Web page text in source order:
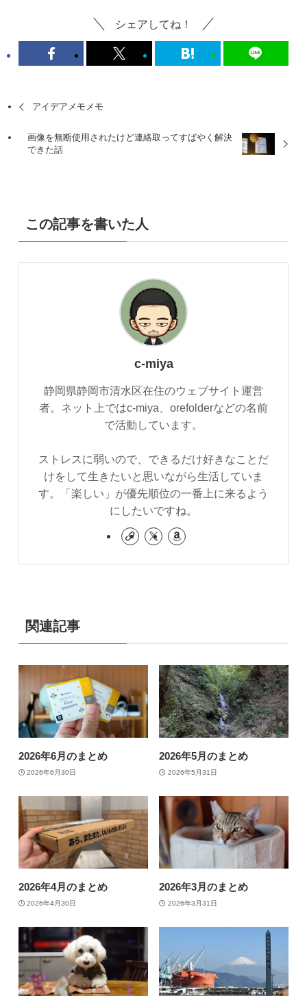
シェアしてね！
アイデアメモメモ
画像を無断使用されたけど連絡取ってすばやく解決
できた話
この記事を書いた人
c-miya
静岡県静岡市清水区在住のウェブサイト運営
者。ネット上ではc-miya、orefolderなどの名前
で活動しています。
ストレスに弱いので、できるだけ好きなことだ
けをして生きたいと思いながら生活していま
す。「楽しい」が優先順位の一番上に来るよう
にしたいですね。
関連記事
2026年6月のまとめ
2026年6月30日
2026年5月のまとめ
2026年5月31日
2026年4月のまとめ
2026年4月30日
2026年3月のまとめ
2026年3月31日